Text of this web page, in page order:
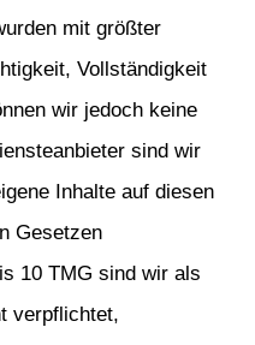
mit größter
Vollständigkeit
wir jedoch keine
sind wir
Inhalte auf diesen
Gesetzen
10 TMG sind wir als
verpflichtet,